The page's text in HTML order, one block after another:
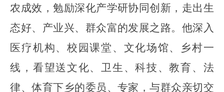
农成效，勉励深化产学研协同创新，走出生
态好、产业兴、群众富的发展之路。他深入
医疗机构、校园课堂、文化场馆、乡村一
线，看望送文化、卫生、科技、教育、法
律、体育下乡的委员、专家，与群众亲切交